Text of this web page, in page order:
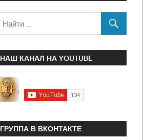
НАШ КАНАЛ НА YOUTUBE
ГРУППА В ВКОНТАКТЕ